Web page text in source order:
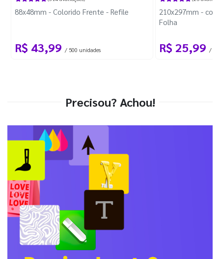
88x48mm - Colorido Frente - Refile
R$ 43,99 / 500 unidades
210x297mm -
Folha
R$ 25,99 / 1
Precisou? Achou!